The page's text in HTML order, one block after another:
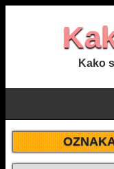
Kako